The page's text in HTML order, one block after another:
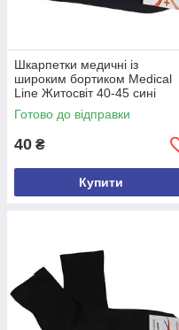
Шкарпетки медичні із
широким бортиком Medical
Line Житосвіт 40-45 сині
Готово до відправки
40 ₴
Купити